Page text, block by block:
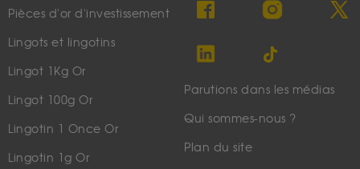
Pièces d'or d'investissement
Lingots et lingotins
Lingot 1Kg Or
Lingot 100g Or
Lingotin 1 Once Or
Lingotin 1g Or
Parutions dans les médias
Qui sommes-nous ?
Plan du site